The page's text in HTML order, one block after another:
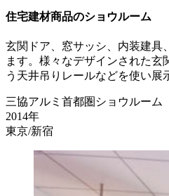
住宅建材商品のショウルーム
玄関ドア、窓サッシ、内装建具
ます。様々なデザインされた玄
う天井吊りレールなどを使い展
三協アルミ首都圏ショウルーム
2014年
東京/新宿